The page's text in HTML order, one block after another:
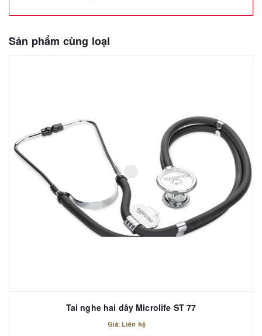
Sản phẩm cùng loại
Tai nghe hai dây Microlife ST 77
Giá: Liên hệ